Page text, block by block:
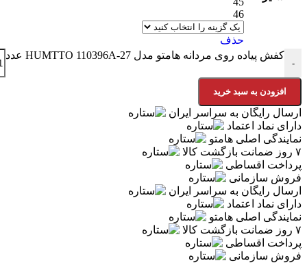
46
حذف
-
کفش پیاده روی مردانه هامتو مدل HUMTTO 110396A-27 عدد
افزودن به سبد خرید
ارسال رایگان به سراسر ایران
دارای نماد اعتماد
نمایندگی اصلی هامتو
۷ روز ضمانت بازگشت کالا
پرداخت اقساطی
فروش سازمانی
ارسال رایگان به سراسر ایران
دارای نماد اعتماد
نمایندگی اصلی هامتو
۷ روز ضمانت بازگشت کالا
پرداخت اقساطی
فروش سازمانی